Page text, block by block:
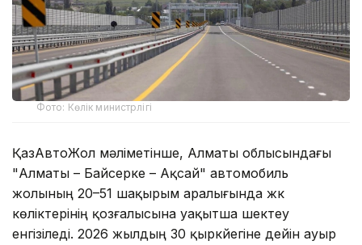
Фото: Көлік министрлігі
ҚазАвтоЖол мәліметінше, Алматы облысындағы
"Алматы – Байсерке – Ақсай" автомобиль
жолының 20–51 шақырым аралығында жүк
көліктерінің қозғалысына уақытша шектеу
енгізіледі. 2026 жылдың 30 қыркүйегіне дейін ауыр